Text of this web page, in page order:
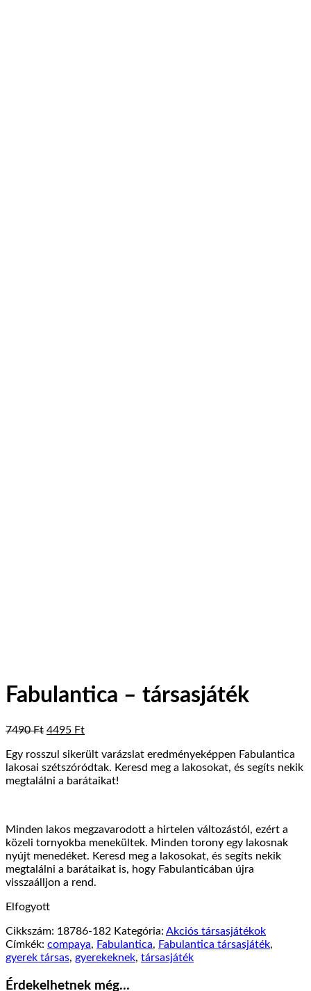
Fabulantica – társasjáték
7490Ft Original
was:
7490 Ft.
4495 FtCurrent
is:
4495 Ft.
Egy rosszul sikerült varázslat eredményeképpen Fabulantica
lakosai szétszóródtak. Keresd meg a lakosokat, és segíts nekik
megtalálni a barátaikat!
Minden lakos megzavarodott a hirtelen változástól, ezért a
közeli tornyokba menekültek. Minden torony egy lakosnak
nyújt menedéket. Keresd meg a lakosokat, és segíts nekik
megtalálni a barátaikat is, hogy Fabulanticában újra
visszaálljon a rend.
Elfogyott
Cikkszám: 18786-182 Kategória: Akciós társasjátékok
Címkék: compaya, Fabulantica, Fabulantica társasjáték,
gyerek társas, gyerekeknek, társasjáték
Érdekelhetnek még…